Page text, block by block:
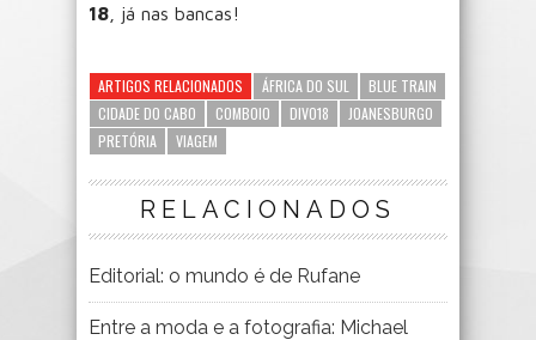
18 , já nas bancas!
ARTIGOS RELACIONADOS ÁFRICA DO SUL
BLUE TRAIN
CIDADE DO CABO
COMBOIO DIVO18
JOANESBURGO
PRETÓRIA
VIAGEM
RELACIONADOS
Editorial: o mundo é de Rufane
Entre a moda e a fotografia: Michael